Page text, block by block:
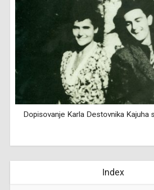
Dopisovanje Karla Destovnika Kajuha
Index